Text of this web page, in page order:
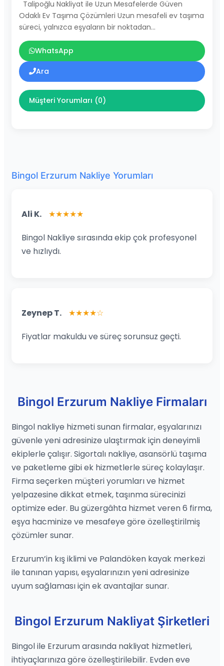
Talipoğlu Nakliyat ile Uzun Mesafelerde Güven
Odaklı Ev Taşıma Çözümleri Uzun mesafeli ev taşıma
süreci, yalnızca eşyaların bir noktadan…
WhatsApp
Ara
Müşteri Yorumları (0)
Bingol Erzurum Nakliye Yorumları
Ali K. ★★★★★
Bingol Nakliye sırasında ekip çok profesyonel
ve hızlıydı.
Zeynep T. ★★★★☆
Fiyatlar makuldu ve süreç sorunsuz geçti.
Bingol Erzurum Nakliye Firmaları
Bingol nakliye hizmeti sunan firmalar, eşyalarınızı
güvenle yeni adresinize ulaştırmak için deneyimli
ekiplerle çalışır. Sigortalı nakliye, asansörlü taşıma
ve paketleme gibi ek hizmetlerle süreç kolaylaşır.
Firma seçerken müşteri yorumları ve hizmet
yelpazesine dikkat etmek, taşınma sürecinizi
optimize eder. Bu güzergâhta hizmet veren 6 firma,
eşya hacminize ve mesafeye göre özelleştirilmiş
çözümler sunar.
Erzurum’in kış iklimi ve Palandöken kayak merkezi
ile tanınan yapısı, eşyalarınızın yeni adresinize
uyum sağlaması için ek avantajlar sunar.
Bingol Erzurum Nakliyat Şirketleri
Bingol ile Erzurum arasında nakliyat hizmetleri,
ihtiyaçlarınıza göre özelleştirilebilir. Evden eve